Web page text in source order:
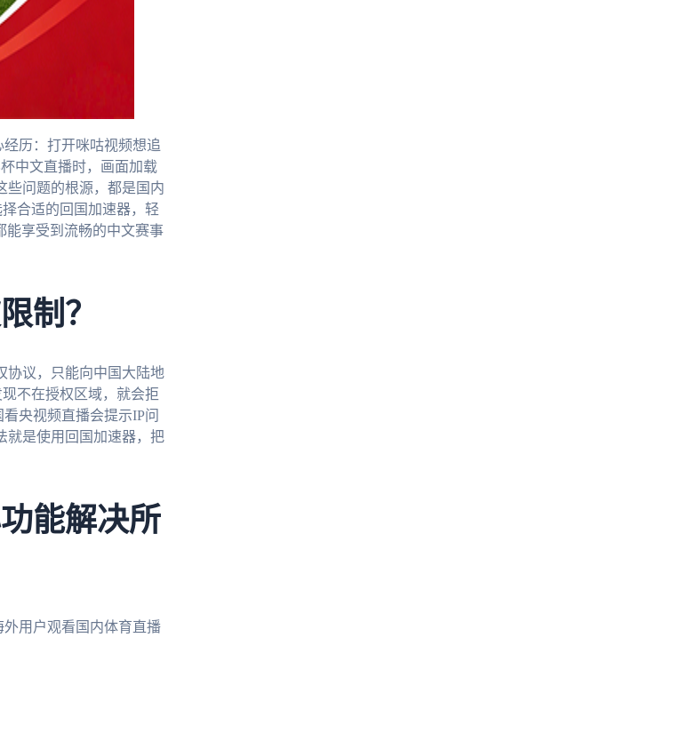
历：打开咪咕视频想追
中文直播时，画面加载
问题的根源，都是国内
合适的回国加速器，轻
能享受到流畅的中文赛事
制？
协议，只能向中国大陆地
不在授权区域，就会拒
央视频直播会提示IP问
就是使用回国加速器，把
能解决所
用户观看国内体育直播